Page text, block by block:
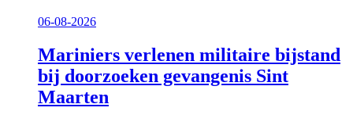
06-08-2026
Mariniers verlenen militaire bijstand
bij doorzoeken gevangenis Sint
Maarten